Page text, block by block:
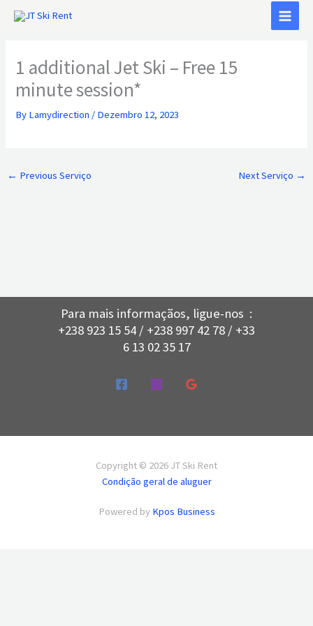
1 additional Jet Ski – Free 15
minute session*
By Lamydirection / Dezembro 12, 2023
← Previous Serviço Next Serviço →
Para mais informaçãos, ligue-nos :
+238 923 15 54 / +238 997 42 78 / +33
6 13 02 35 17
Copyright © 2026 JT Ski Rent
Condição geral de aluguer
Powered by Kpos Business